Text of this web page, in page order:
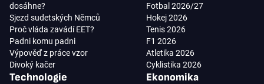
dosáhne?
Sjezd sudetských Němců
Proč vláda zavádí EET?
Padni komu padni
Výpověď z práce vzor
Divoký kačer
Fotbal 2026/27
Hokej 2026
Tenis 2026
F1 2026
Atletika 2026
Cyklistika 2026
Technologie Ekonomika